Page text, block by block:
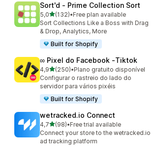
Sort'd ‑ Prime Collection Sort
5,0de 5 estrelas
(132)
132 total de avaliações
•Free plan available
Sort Collections Like a Boss with Drag
& Drop, Analytics, More
Built for Shopify
∞ Pixel do Facebook ‑Tiktok
4,9de 5 estrelas
(250)
250 total de avaliações
•Plano gratuito disponível
Configurar o rastreio do lado do
servidor para vários pixéis
Built for Shopify
wetracked.io Connect
4,7de 5 estrelas
(98)
98 total de avaliações
•Free trial available
Connect your store to the wetracked.io
ad tracking platform